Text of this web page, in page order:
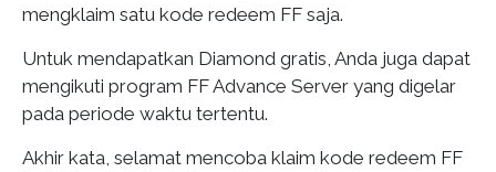
mengklaim satu kode redeem FF saja.
Untuk mendapatkan Diamond gratis, Anda juga dapat
mengikuti program FF Advance Server yang digelar
pada periode waktu tertentu.
Akhir kata, selamat mencoba klaim kode redeem FF